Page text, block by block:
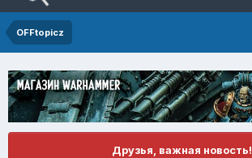
OFFtopicz
Друзья, важная новость!